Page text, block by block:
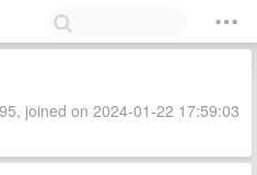
joined on 2024-01-22 17:59:03